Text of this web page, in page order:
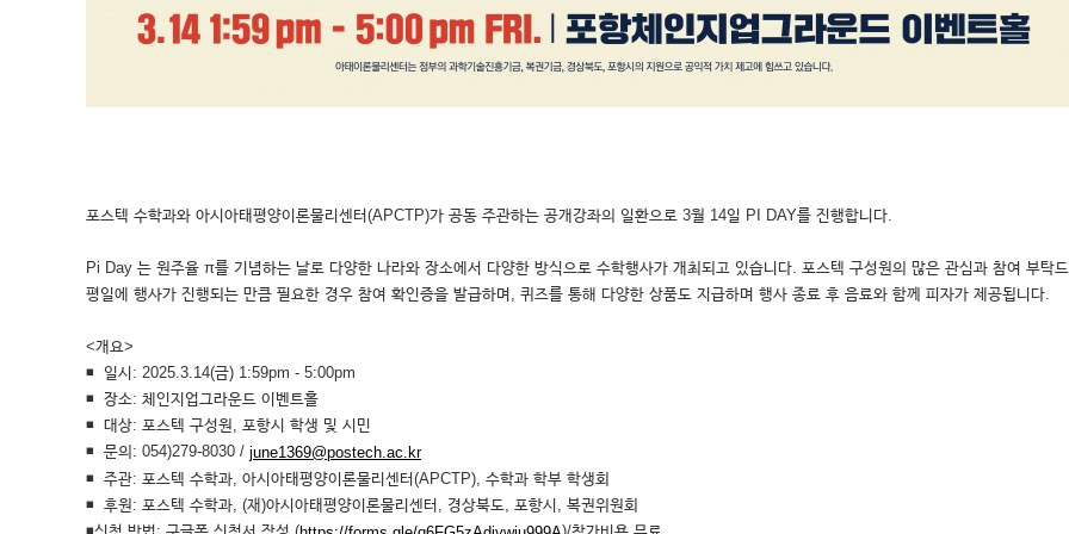
포스텍 수학과와 아시아태평양이론물리센터(APCTP)가 공동 주관하는 공개강좌의 일환으로 3월 14일 PI DAY를 진행합니다.
Pi Day 는 원주율 π를 기념하는 날로 다양한 나라와 장소에서 다양한 방식으로 수학행사가 개최되고 있습니다. 포스텍 구성원의 많은 관심과 참여 부탁
평일에 행사가 진행되는 만큼 필요한 경우 참여 확인증을 발급하며, 퀴즈를 통해 다양한 상품도 지급하며 행사 종료 후 음료와 함께 피자가 제공됩니다.
<개요>
◾ 일시: 2025.3.14(금) 1:59pm - 5:00pm
◾ 장소: 체인지업그라운드 이벤트홀
◾ 대상: 포스텍 구성원, 포항시 학생 및 시민
◾ 문의: 054)279-8030 / june1369@postech.ac.kr
◾ 주관: 포스텍 수학과, 아시아태평양이론물리센터(APCTP), 수학과 학부 학생회
◾ 후원: 포스텍 수학과, (재)아시아태평양이론물리센터, 경상북도, 포항시, 복권위원회